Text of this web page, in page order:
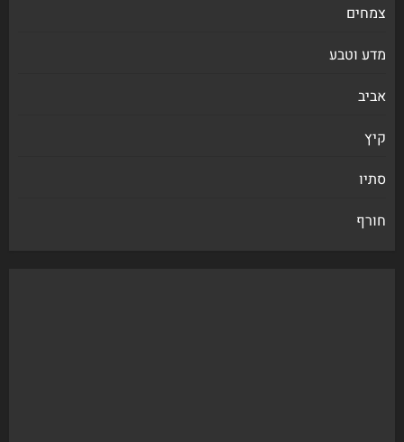
צמחים
מדע וטבע
אביב
קיץ
סתיו
חורף